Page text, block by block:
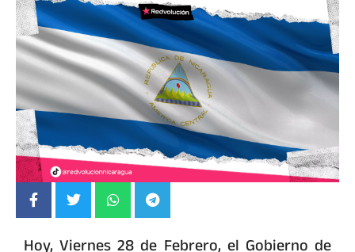
Hoy, Viernes 28 de Febrero, el Gobierno de